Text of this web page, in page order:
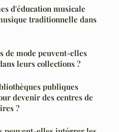
d'éducation musicale
traditionnelle dans
de mode peuvent-elles
leurs collections ?
publiques
devenir des centres de
?